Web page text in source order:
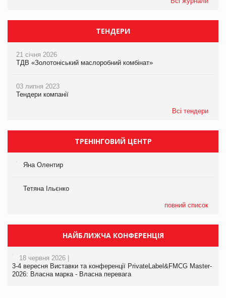
ТЕНДЕРИ
21 січня 2026
ТДВ «Золотоніський маслоробний комбінат»
03 липня 2023
Тендери компанії
Всі тендери
ТРЕНІНГОВИЙ ЦЕНТР
Яна Олентир
Тетяна Ільєнко
повний список
НАЙБЛИЖЧА КОНФЕРЕНЦІЯ
18 червня 2026 |
3-4 вересня Виставки та конференції PrivateLabel&FMCG Master-
2026: Власна марка - Власна перевага